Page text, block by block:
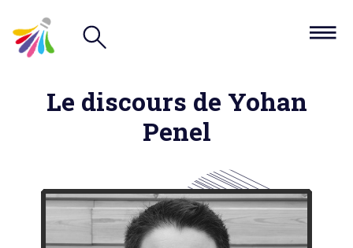
Le discours de Yohan
Penel